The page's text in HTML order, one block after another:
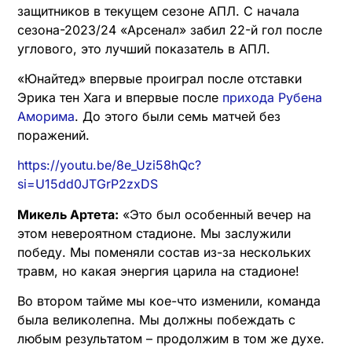
защитников в текущем сезоне АПЛ. С начала
сезона-2023/24 «Арсенал» забил 22-й гол после
углового, это лучший показатель в АПЛ.
«Юнайтед» впервые проиграл после отставки
Эрика тен Хага и впервые после прихода Рубена
Аморима. До этого были семь матчей без
поражений.
https://youtu.be/8e_Uzi58hQc?
si=U15dd0JTGrP2zxDS
Микель Артета: «Это был особенный вечер на
этом невероятном стадионе. Мы заслужили
победу. Мы поменяли состав из-за нескольких
травм, но какая энергия царила на стадионе!
Во втором тайме мы кое-что изменили, команда
была великолепна. Мы должны побеждать с
любым результатом – продолжим в том же духе.